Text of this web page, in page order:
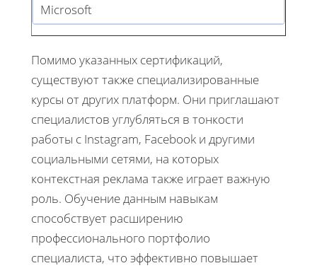
Microsoft
Помимо указанных сертификаций,
существуют также специализированные
курсы от других платформ. Они приглашают
специалистов углубляться в тонкости
работы с Instagram, Facebook и другими
социальными сетями, на которых
контекстная реклама также играет важную
роль. Обучение данным навыкам
способствует расширению
профессионального портфолио
специалиста, что эффективно повышает